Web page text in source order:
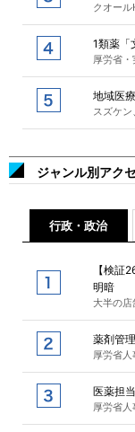
クオー
1類薬「
厚労省
地域医
スズケ
ジャンル別アク
行政・政治
【検証
明暗
大半の店
薬剤管
厚労省
医薬担
厚労省